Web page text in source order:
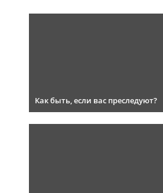
Как быть, если вас преследуют?